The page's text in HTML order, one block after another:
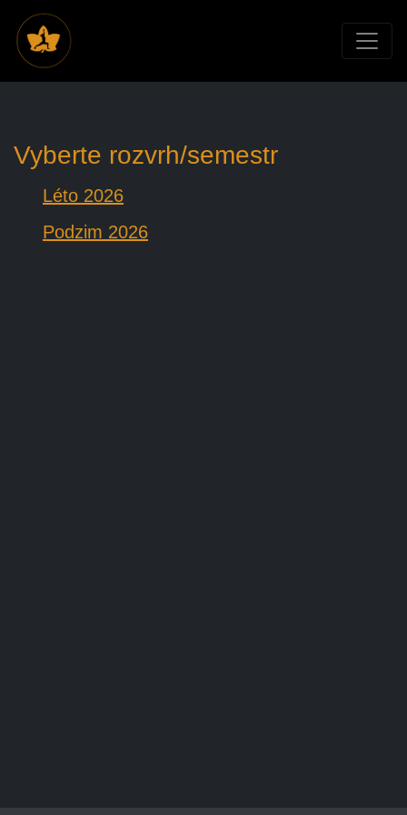
Vyberte rozvrh/semestr
Léto 2026
Podzim 2026